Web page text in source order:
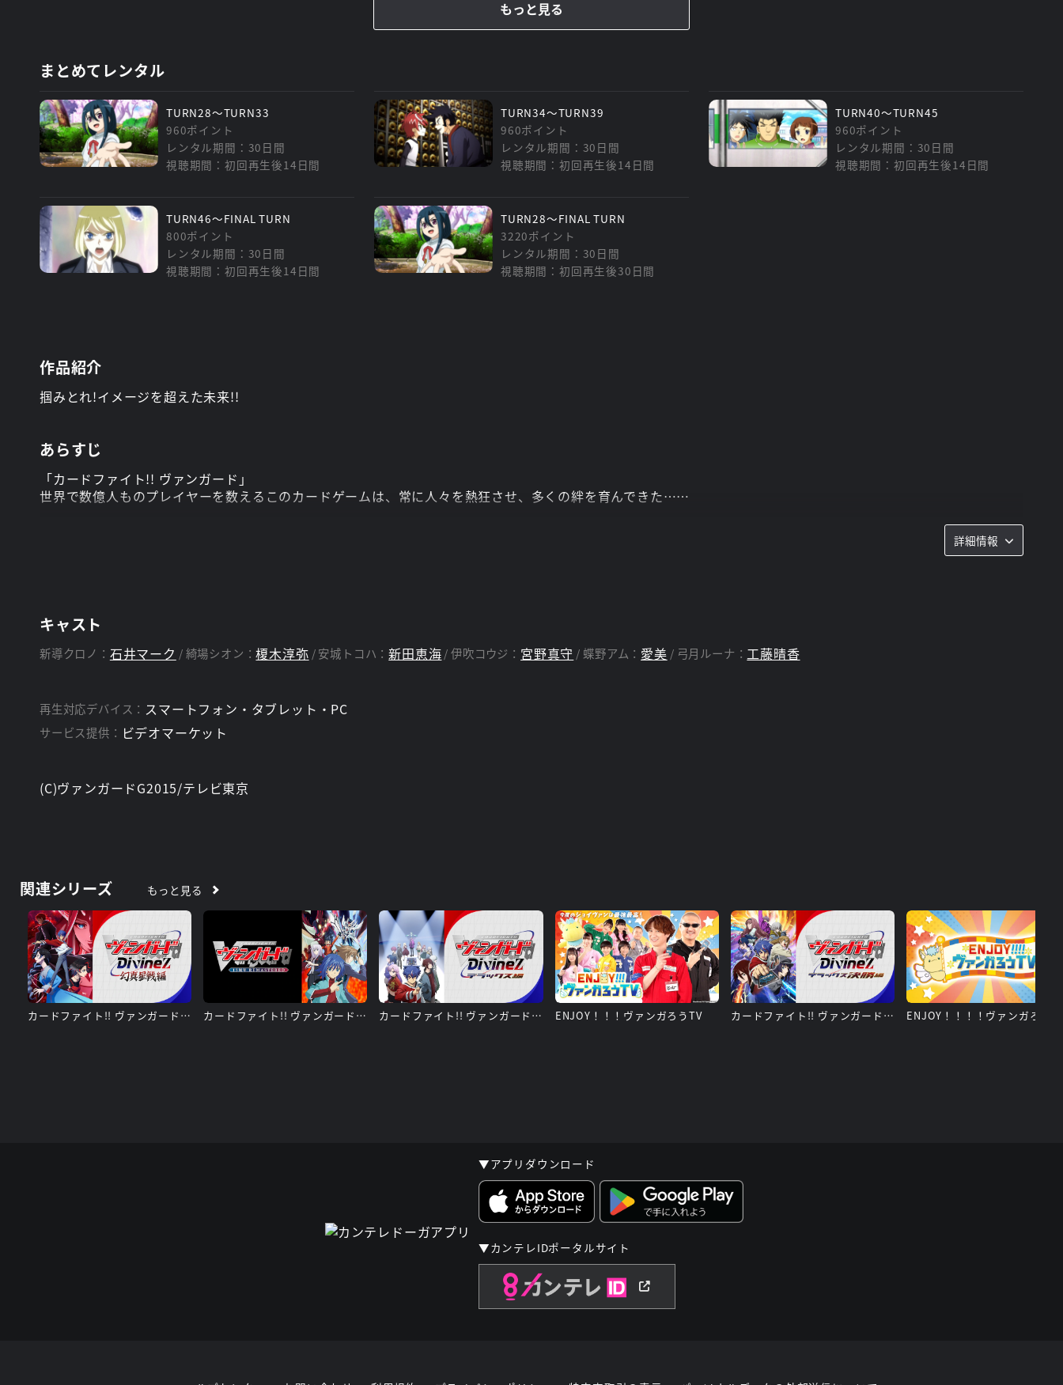
もっと見る
まとめてレンタル
TURN28～TURN33
960ポイント
レンタル期間：30日間
視聴期間：初回再生後14日間
TURN34～TURN39
960ポイント
レンタル期間：30日間
視聴期間：初回再生後14日間
TURN40～TURN45
960ポイント
レンタル期間：30日間
視聴期間：初回再生後14日間
TURN46～FINAL TURN
800ポイント
レンタル期間：30日間
視聴期間：初回再生後14日間
TURN28～FINAL TURN
3220ポイント
レンタル期間：30日間
視聴期間：初回再生後30日間
作品紹介
掴みとれ!イメージを超えた未来!!
あらすじ
「カードファイト!! ヴァンガード」
世界で数億人ものプレイヤーを数えるこのカードゲームは、常に人々を熱狂させ、多くの絆を育んできた……
愛すべきユニットたちとの絆を守るため、その野望を阻止しようとする伊吹コウジとクロノたちの前に、リューズの理念と野望に賛同する謎の集団、カンパニーが立
ちはだかる!
各々の未来と信念を賭け、いよいよ直接対決!!
監督：梅本 唯(音響監督兼任)
詳細情報
キャスト
新導クロノ： 石井マーク 綺場シオン：榎木淳弥 安城トコハ：新田恵海 伊吹コウジ： 宮野真守 蝶野アム： 愛美 弓月ルーナ： 工藤晴香
再生対応デバイス： スマートフォン・タブレット・PC
サービス提供： ビデオマーケット
(C)ヴァンガードG2015/テレビ東京
関連シリーズ もっと見る
カードファイト!! ヴァンガード Divinez 幻真星戦編 カードファイト!! ヴァンガード 15周年リマスター カードファイト!! ヴァンガード Divinez デラックス編 ENJOY！！！ヴァンガろうTV カードファイト!! ヴァンガード Divinez デラックス 決勝編 ENJOY！！！！ヴァンガろう
▼アプリダウンロード
▼カンテレIDポータルサイト